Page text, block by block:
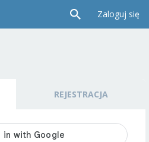
Zaloguj się
REJESTRACJA